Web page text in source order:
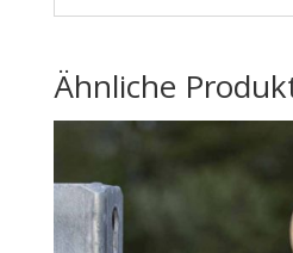
Ähnliche